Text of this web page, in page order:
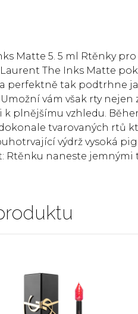
Matte 5. 5 ml Rtěnky
Laurent The Inks Matte
perfektně tak podtrhne
vám však rty
plnějšímu vzhledu.
tvarovaných rtů
výdrž vysoká
Rtěnku naneste